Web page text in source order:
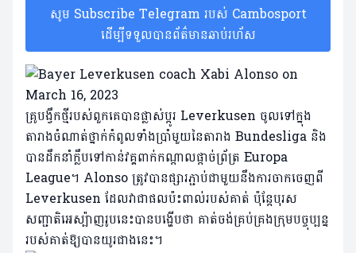
សូម Subscribe Telegram របស់ Cambosport
ដើម្បីទទួលបានព័ត៌មានឆាប់រហ័ស
គ្រូ​បង្វឹក​ថ្មី​របស់​ពួក​គេ​បាន​ផ្លាស់​ប្តូរ Leverkusen ចូល​ទៅ​ក្នុង​
តារាង​ចំណាត់​ថ្នាក់​កំពូល​ទាំង​ប្រាំមួយ​នៃ​តារាង Bundesliga និង​
បាន​ដឹកនាំ​ក្លឹប​ទៅ​កាន់​វគ្គ​ពាក់​កណ្តាល​ផ្តាច់​ព្រ័ត្រ Europa
League។ Alonso ត្រូវបានផ្សារភ្ជាប់ជាមួយនឹងការចាកចេញពី
Leverkusen ដែលវាជាផលប៉ះពាល់របស់គាត់ ប៉ុន្តែបុរស
សញ្ជាតិអេស្ប៉ាញរូបនេះបានបង្ហើបថា គាត់ចង់គ្រប់គ្រងក្រុមបច្ចុប្បន្ន
របស់គាត់ឱ្យបានយូរជាងនេះ។